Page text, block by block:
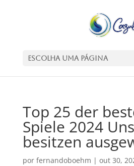
Escolha uma Página
Top 25 der
Spiele 2024
besitzen
por fernandoboehm | out 30,